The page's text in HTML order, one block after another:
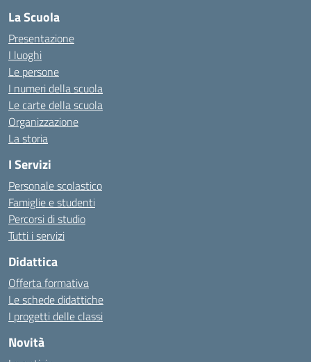
La Scuola
Presentazione
I luoghi
Le persone
I numeri della scuola
Le carte della scuola
Organizzazione
La storia
I Servizi
Personale scolastico
Famiglie e studenti
Percorsi di studio
Tutti i servizi
Didattica
Offerta formativa
Le schede didattiche
I progetti delle classi
Novità